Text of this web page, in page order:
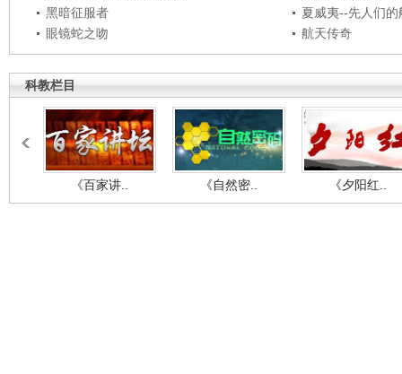
黑暗征服者
夏威夷--先人们的
眼镜蛇之吻
航天传奇
科教栏目
《百家讲.. 《自然密.. 《夕阳红..